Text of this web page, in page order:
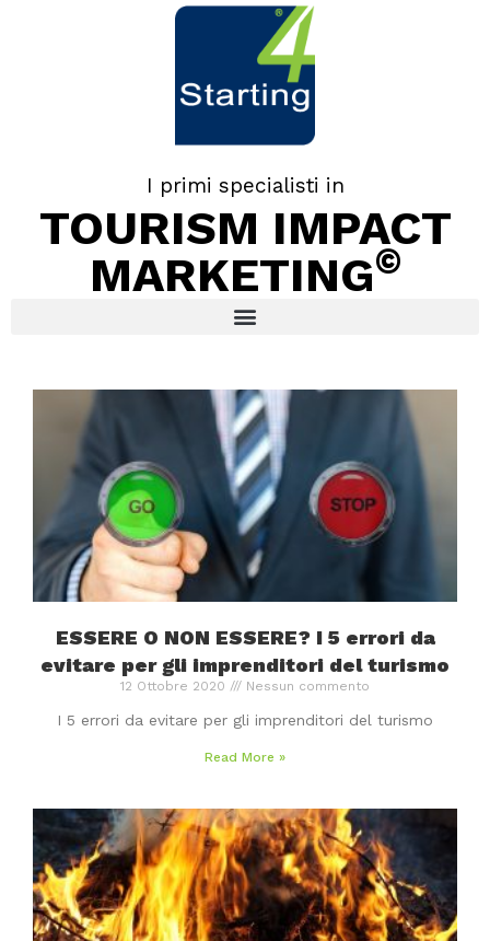
I primi specialisti in
TOURISM IMPACT
MARKETING©
ESSERE O NON ESSERE? I 5 errori da
evitare per gli imprenditori del turismo
12 Ottobre 2020 Nessun commento
I 5 errori da evitare per gli imprenditori del turismo
Read More »